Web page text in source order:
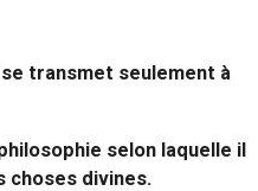
transmet seulement à
selon laquelle il
choses divines.